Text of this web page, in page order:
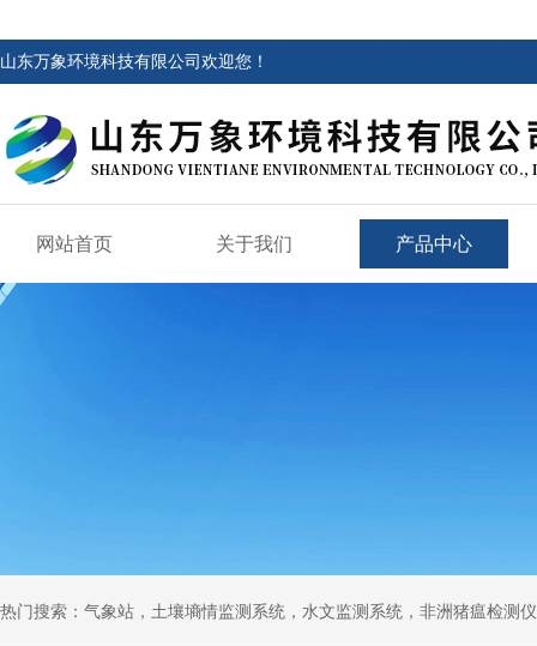
山东万象环境科技有限公司欢迎您！
网站首页 关于我们 产品中心
热门搜索：气象站，土壤墒情监测系统，水文监测系统，非洲猪瘟检测